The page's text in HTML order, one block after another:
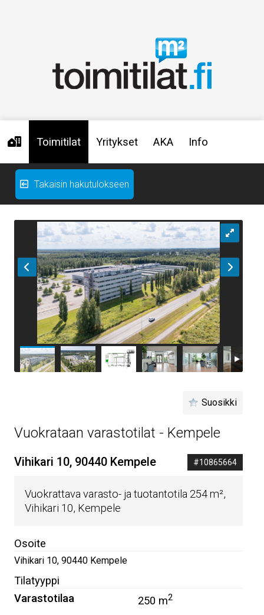
Toimitilat Yritykset AKA Info
Takaisin hakutulokseen
Suosikki
Vuokrataan varastotilat - Kempele
Vihikari 10, 90440 Kempele #10865664
Vuokrattava varasto- ja tuotantotila 254 m²,
Vihikari 10, Kempele
Osoite
Vihikari 10, 90440 Kempele
Tilatyyppi
Varastotilaa
250 m2